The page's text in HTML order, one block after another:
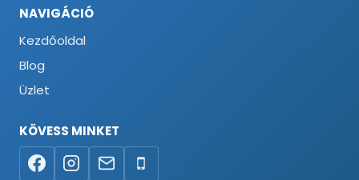
NAVIGÁCIÓ
Kezdőoldal
Blog
Üzlet
KÖVESS MINKET